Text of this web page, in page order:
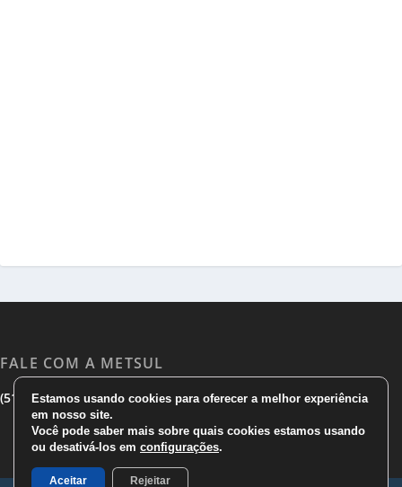
FALE COM A METSUL
(51) 3533 1983|(51)3785 7752|comercial@metsul.com
Estamos usando cookies para oferecer a melhor experiência
em nosso site.
Você pode saber mais sobre quais cookies estamos usando
ou desativá-los em configurações.
Aceitar Rejeitar